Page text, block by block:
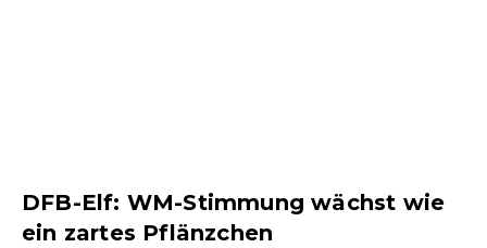
DFB-Elf: WM-Stimmung wächst wie
ein zartes Pflänzchen